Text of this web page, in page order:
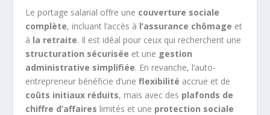
Le portage salarial offre une couverture sociale
complète, incluant l’accès à l’assurance chômage et
à la retraite. Il est idéal pour ceux qui recherchent une
structuration sécurisée et une gestion
administrative simplifiée. En revanche, l’auto-
entrepreneur bénéficie d’uneflexibilité accrue et de
coûts initiaux réduits, mais avec des plafonds de
chiffre d’affaires limités et une protection sociale